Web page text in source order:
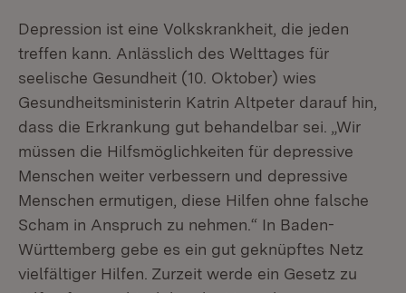
Depression ist eine Volkskrankheit, die jeden
treffen kann. Anlässlich des Welttages für
seelische Gesundheit (10. Oktober) wies
Gesundheitsministerin Katrin Altpeter darauf hin,
dass die Erkrankung gut behandelbar sei. „Wir
müssen die Hilfsmöglichkeiten für depressive
Menschen weiter verbessern und depressive
Menschen ermutigen, diese Hilfen ohne falsche
Scham in Anspruch zu nehmen.“ In Baden-
Württemberg gebe es ein gut geknüpftes Netz
vielfältiger Hilfen. Zurzeit werde ein Gesetz zu